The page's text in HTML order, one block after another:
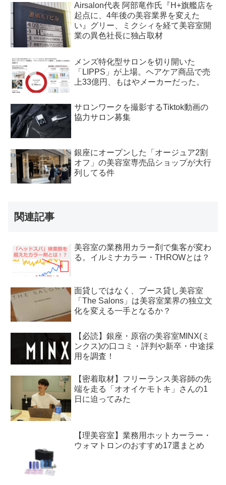
Airsalon代表 阿部竜作氏『H+旗艦店を
起点に、4年後の美容業界を変えた
い』グリー、ミクシィを経て美容室開
業の異色社長に独占取材
メンズ特化型サロンを切り開いた
「LIPPS」が上場。ヘアケア商品で売
上33億円、もはやメーカーだった。
サロンワークを撮影するTiktok動画の
協力サロン募集
銀座にオープンした「オージュア2割
オフ」の美容室専売品ショップが大行
列してる件
関連記事
美容室の業務用カラー剤で集客が変わ
る。イルミナカラー・THROWとは？
面貸しではなく、ブース貸し美容室
「The Salons」は美容室業界の独立文
化を変える一手となるか？
【必読】銀座・原宿の美容室MINX(ミ
ンクス)の口コミ・評判や新卒・中途採
用を調査！
【密着取材】フリーランス美容師の先
端を走る「オオイケモトキ」さんの1
日に迫ってみた
【理美容室】業務用ホットカーラー・
ウォマトロンのおすすめ17選まとめ